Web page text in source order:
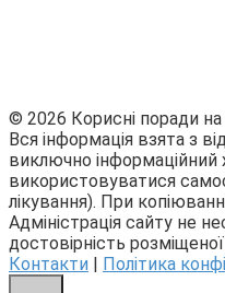
© 2026 Корисні поради
Вся інформація взята з
виключно інформаційний
використовуватися
лікування). При
Адміністрація сайту не
достовірність розміщеної
Контакти | Політика